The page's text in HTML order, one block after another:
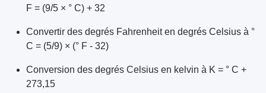
F = (9/5 × ° C) + 32
Convertir des degrés Fahrenheit en degrés Celsius à °
C = (5/9) × (° F - 32)
Conversion des degrés Celsius en kelvin à K = ° C +
273,15